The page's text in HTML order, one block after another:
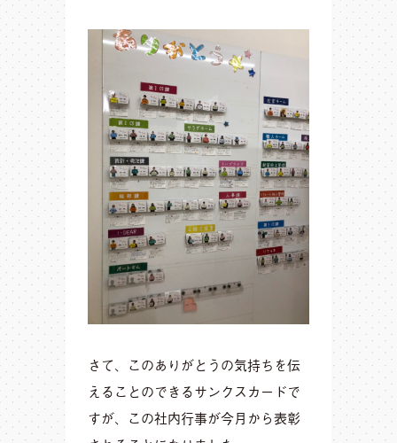
さて、このありがとうの気持ちを伝
えることのできるサンクスカードで
すが、この社内行事が今月から表彰